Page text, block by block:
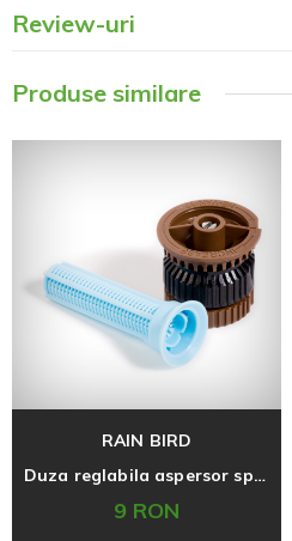
Review-uri
Produse similare
RAIN BIRD
Duza reglabila aspersor spray HE VAN 12, raza 2,7m-3,7m
9 RON